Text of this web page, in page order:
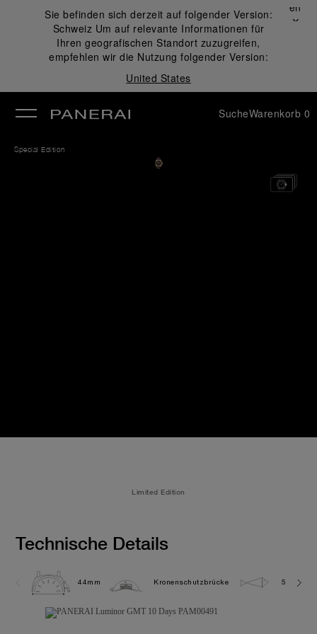
Sie befinden sich derzeit auf folgender Version:
Schweiz Um auf relevante Informationen für
Ihren geografischen Standort zuzugreifen,
empfehlen wir die Nutzung folgender Version:
United States
Schließen
✕
SucheWarenkorb 0
Special Edition
Limited Edition
Technische Details
44mm Kronenschutzbrücke 5.0 bar